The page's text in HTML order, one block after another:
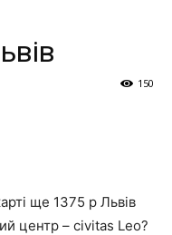
150
ще 1375 р Львів
центр – civitas Leo?